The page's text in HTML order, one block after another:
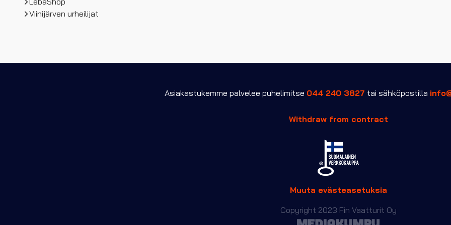
Viinijärven urheilijat
Asiakastukemme palvelee puhelimitse 044 240 3827 tai sähköpostilla
Withdraw from contract
Muuta evästeasetuksia
Copyright 2023 Fin Vaatturit Oy